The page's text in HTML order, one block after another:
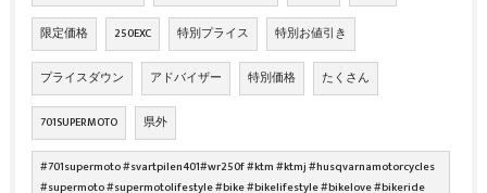
限定価格 250EXC 特別プライス 特別お値引き
プライスダウン アドバイザー 特別価格 たくさん
701SUPERMOTO 県外
#701supermoto #svartpilen401#wr250f #ktm #ktmj #husqvarnamotorcycles
#supermoto #supermotolifestyle #bike #bikelifestyle #bikelove #bikeride